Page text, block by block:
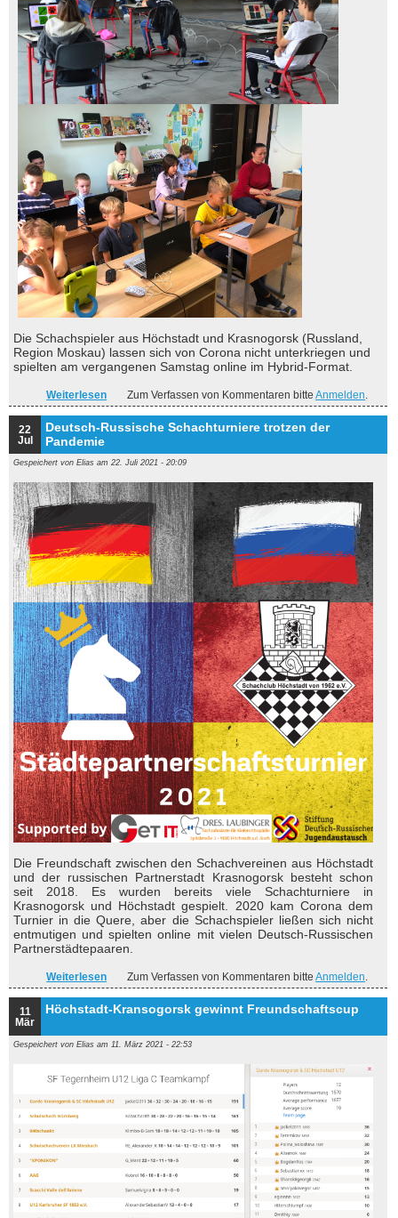
Die Schachspieler aus Höchstadt und Krasnogorsk (Russland,
Region Moskau) lassen sich von Corona nicht unterkriegen und
spielten am vergangenen Samstag online im Hybrid-Format.
Weiterlesen über Hybridturnier verbindet Partnerstädte
Zum Verfassen von Kommentaren bitteAnmelden.
22
Jul
Deutsch-Russische Schachturniere trotzen der
Pandemie
Gespeichert von Elias am 22. Juli 2021 - 20:09
Die Freundschaft zwischen den Schachvereinen aus Höchstadt
und der russischen Partnerstadt Krasnogorsk besteht schon
seit 2018. Es wurden bereits viele Schachturniere in
Krasnogorsk und Höchstadt gespielt. 2020 kam Corona dem
Turnier in die Quere, aber die Schachspieler ließen sich nicht
entmutigen und spielten online mit vielen Deutsch-Russischen
Partnerstädtepaaren.
Weiterlesen
über Deutsch-Russische Schachturniere trotzen der
Pandemie
Zum Verfassen von Kommentaren bitteAnmelden.
11
Mär
Höchstadt-Kransogorsk gewinnt Freundschaftscup
Gespeichert von Elias am 11. März 2021 - 22:53